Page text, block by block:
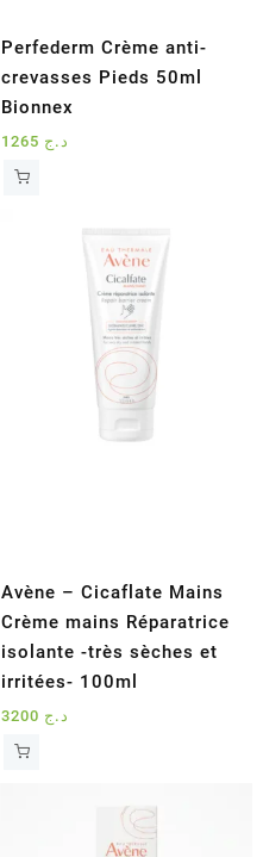
Perfederm Crème anti-
crevasses Pieds 50ml
Bionnex
د.ج
Avène – Cicaflate Mains
Crème mains Réparatrice
isolante -très sèches et
irritées- 100ml
د.ج